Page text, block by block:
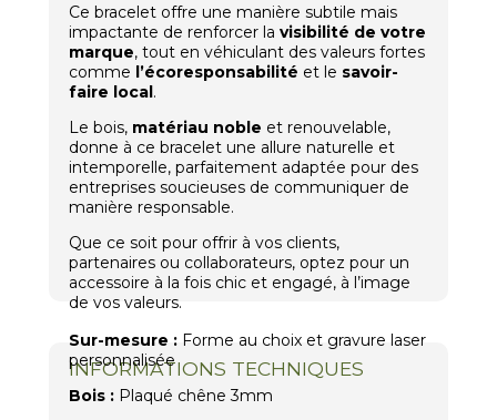
INFORMATIONS TECHNIQUES
Ce bracelet offre une manière subtile mais
impactante de renforcer la visibilité de votre
marque, tout en véhiculant des valeurs fortes
comme l’écoresponsabilité et le savoir-
faire local.
Le bois, matériau noble et renouvelable,
donne à ce bracelet une allure naturelle et
intemporelle, parfaitement adaptée pour des
entreprises soucieuses de communiquer de
manière responsable.
Que ce soit pour offrir à vos clients,
partenaires ou collaborateurs, optez pour un
accessoire à la fois chic et engagé, à l’image
de vos valeurs.
Sur-mesure : Forme au choix et gravure laser
personnalisée
Bois : Plaqué chêne 3mm